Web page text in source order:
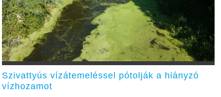
Szivattyús vízátemeléssel pótolják a hiányzó
vízhozamot